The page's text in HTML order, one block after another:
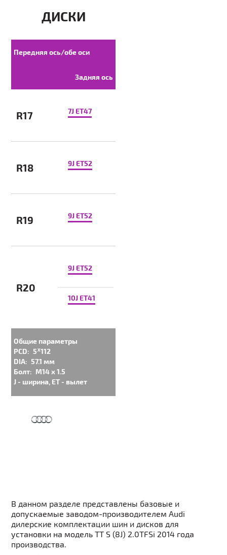
ДИСКИ
Передняя ось/обе оси
Задняя ось
R17 7J ET47
R18 9J ET52
R19 9J ET52
R20
9J ET52
10J ET41
Общие параметры
PCD: 5ᕁ112
DIA: 57.1 мм
Болт: M14 x 1.5
J - ширина, ET - вылет
В данном разделе представлены базовые и
допускаемые заводом-производителем Audi
дилерские комплектации шин и дисков для
установки на модель TT S (8J) 2.0TFSi 2014 года
производства.